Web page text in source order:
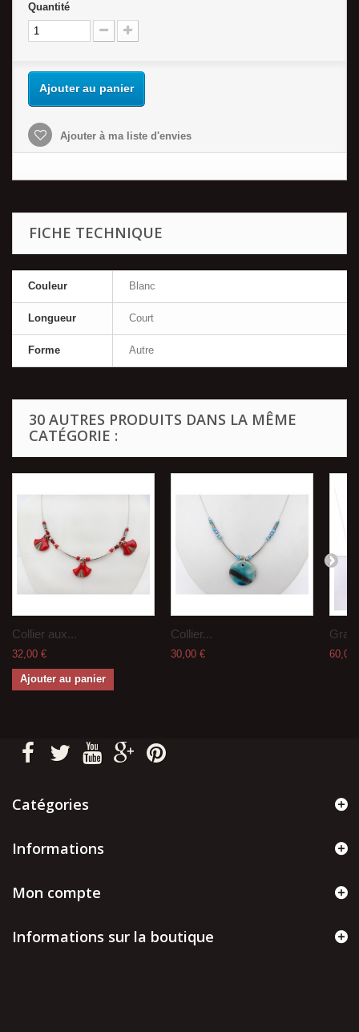
Quantité
Ajouter au panier
Ajouter à ma liste d'envies
FICHE TECHNIQUE
Couleur Blanc
Longueur Court
Forme Autre
30 AUTRES PRODUITS DANS LA MÊME
CATÉGORIE :
Collier aux...
32,00 €
Ajouter au panier
Collier...
30,00 € 60,00
Catégories
Informations
Mon compte
Informations sur la boutique